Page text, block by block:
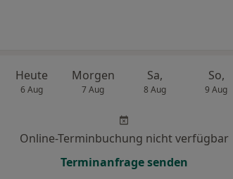
Heute
6 Aug
Morgen
7 Aug
Sa,
8 Aug
So,
9 Aug
Online-Terminbuchung nicht verfügbar
Terminanfrage senden